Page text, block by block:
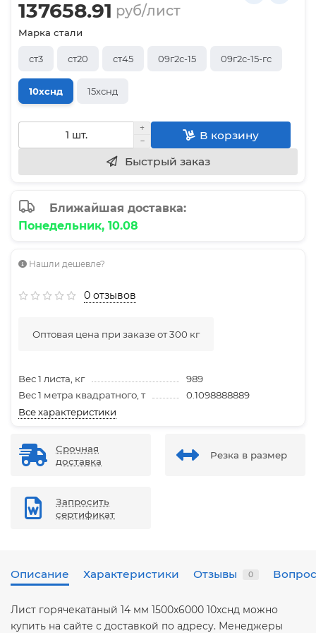
137658.91 руб/лист
Марка стали
ст3 ст20 ст45 09г2с-15 09г2с-15-гс
10хснд 15хснд
В корзину
Быстрый заказ
Ближайшая доставка:
Понедельник, 10.08
Нашли дешевле?
0 отзывов
Оптовая цена при заказе от 300 кг
Вес 1 листа, кг
989
Вес 1 метра квадратного, т
0.1098888889
Все характеристики
Срочная
доставка
Резка в размер
Запросить
сертификат
Описание Характеристики Отзывы 0
Лист горячекатаный 14 мм 1500х6000 10хснд можно
купить на сайте с доставкой по адресу. Менеджеры